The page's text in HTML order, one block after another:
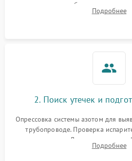
1000 ₽
1800 ₽
сопротивления обмоток мотора,
считывание кодов ошибок с
Подробнее
2. Поиск утечек и
Опрессовка системы азотом для
трубопроводе. Проверка
течеискателем. Демонтаж старого
продувка капиллярной трубки для
Подробнее